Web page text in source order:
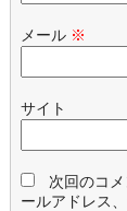
メール ※
サイト
次回のコ
ールアドレス